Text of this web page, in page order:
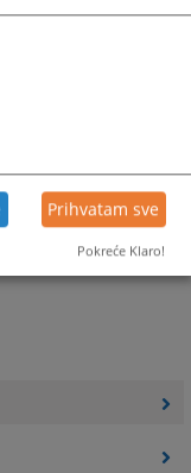
Prihvatam sve
Pokreće Klaro!